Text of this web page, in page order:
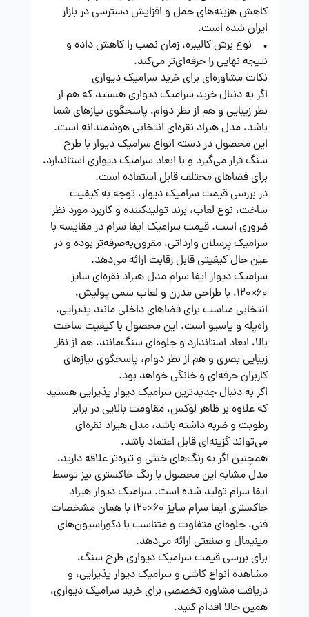
کاهش هزینه‌های حمل و افزایش دسترسی در بازار
ایران شده است.
• نوع برش کالیبره، زمان نصب را کاهش داده و
نتیجه نهایی را حرفه‌ای‌تر می‌کند.
نکات مشاوره‌ای برای خرید سرامیک دیواری
اگر به دنبال خرید سرامیک دیواری هستید که هم از
نظر زیبایی و هم از نظر دوام، پاسخگوی نیازهای شما
باشد، مدل هیراد نقره‌ای انتخابی هوشمندانه است.
این محصول در دسته انواع سرامیک دیوار با طرح
سنگ قرار می‌گیرد و با ابعاد سرامیک دیواری استاندارد،
برای فضاهای مختلف قابل استفاده است.
در بررسی قیمت سرامیک دیوار، توجه به کیفیت
ساخت، نوع لعاب، برند تولیدکننده و کاربرد مورد نظر
ضروری است. قیمت سرامیک ایفا سرام در مقایسه با
سرامیک پرسلان وارداتی، مقرون‌به‌صرفه‌تر بوده و در
عین حال کیفیتی قابل رقابت ارائه می‌دهد.
سرامیک دیوار ایفا سرام مدل هیراد نقره‌ای سایز
۶۰×۱۲۰، با طراحی مدرن و لعاب سمی پولیش،
انتخابی مناسب برای فضاهای داخلی مانند پذیرایی،
راه‌پله و پاسیو است. این محصول با کیفیت ساخت
بالا، ابعاد استاندارد و جلوه‌ای سنگ‌مانند، هم از نظر
زیبایی بصری و هم از نظر دوام، پاسخگوی نیازهای
کاربران حرفه‌ای و خانگی خواهد بود.
اگر به دنبال جدیدترین سرامیک دیوار پذیرایی هستید
که علاوه بر ظاهر لوکس، مقاومت بالایی در برابر
رطوبت و ضربه داشته باشد، مدل هیراد نقره‌ای
می‌تواند گزینه‌ای قابل اعتماد باشد.
همچنین اگر به رنگ‌های خنثی و تیره‌تر علاقه دارید،
مدل مشابه این محصول با رنگ خاکستری نیز توسط
ایفا سرام تولید شده است. سرامیک دیوار هیراد
خاکستری ایفا سرام سایز ۶۰×۱۲۰
با همان مشخصات
فنی، جلوه‌ای متفاوت و متناسب با دکوراسیون‌های
مینیمال و صنعتی ارائه می‌دهد.
برای بررسی قیمت سرامیک دیواری طرح سنگ،
مشاهده انواع کاشی و سرامیک دیوار پذیرایی، و
دریافت مشاوره تخصصی برای خرید سرامیک دیواری،
همین حالا اقدام کنید.